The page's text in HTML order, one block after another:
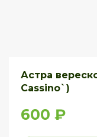
Астра
Cassino`)
600 ₽